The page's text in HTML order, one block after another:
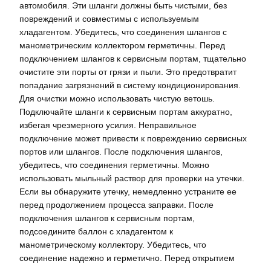
автомобиля. Эти шланги должны быть чистыми, без
повреждений и совместимы с используемым
хладагентом. Убедитесь, что соединения шлангов с
манометрическим коллектором герметичны. Перед
подключением шлангов к сервисным портам, тщательно
очистите эти порты от грязи и пыли. Это предотвратит
попадание загрязнений в систему кондиционирования.
Для очистки можно использовать чистую ветошь.
Подключайте шланги к сервисным портам аккуратно,
избегая чрезмерного усилия. Неправильное
подключение может привести к повреждению сервисных
портов или шлангов. После подключения шлангов,
убедитесь, что соединения герметичны. Можно
использовать мыльный раствор для проверки на утечки.
Если вы обнаружите утечку, немедленно устраните ее
перед продолжением процесса заправки. После
подключения шлангов к сервисным портам,
подсоедините баллон с хладагентом к
манометрическому коллектору. Убедитесь, что
соединение надежно и герметично. Перед открытием